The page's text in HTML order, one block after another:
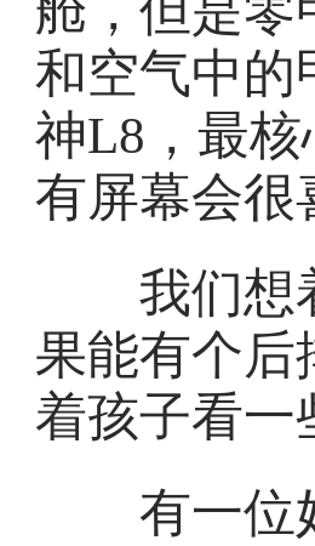
舱，但是零
和空气中的
神L8，最
有屏幕会很
我们想着
果能有个后
着孩子看一
有一位妈